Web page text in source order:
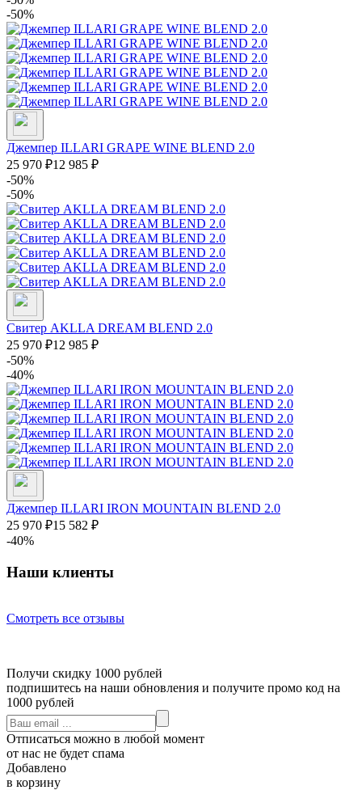
-50%
Джемпер ILLARI GRAPE WINE BLEND 2.0
25 970 ₽12 985 ₽
-50%
-50%
Свитер AKLLA DREAM BLEND 2.0
25 970 ₽12 985 ₽
-50%
-40%
Джемпер ILLARI IRON MOUNTAIN BLEND 2.0
25 970 ₽15 582 ₽
-40%
Наши клиенты
Смотреть все отзывы
Получи скидку 1000 рублей
подпишитесь на наши обновления и получите промо код на
1000 рублей
Отписаться можно в любой момент
от нас не будет спама
Добавлено
в корзину